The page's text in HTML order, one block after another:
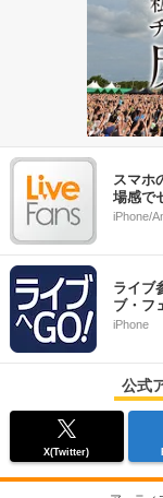
スマホ
場感で
iPhone/
ライブ
ブ・フ
iPhone
公式
X(Twitter)